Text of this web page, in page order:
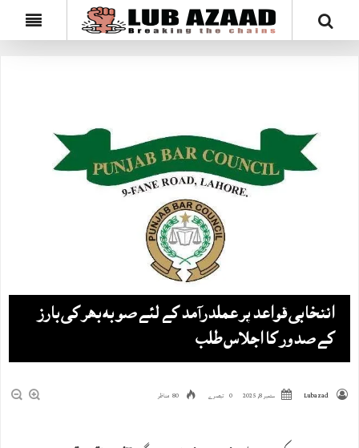
انتخابی قواعد پر عملدرآمد کے لئے صوبہ بھر کی بارز
کے صدور کا اجلاس طلب
Lubazad ستمبر 8, 2025 0 تبصرے 80 مناظر